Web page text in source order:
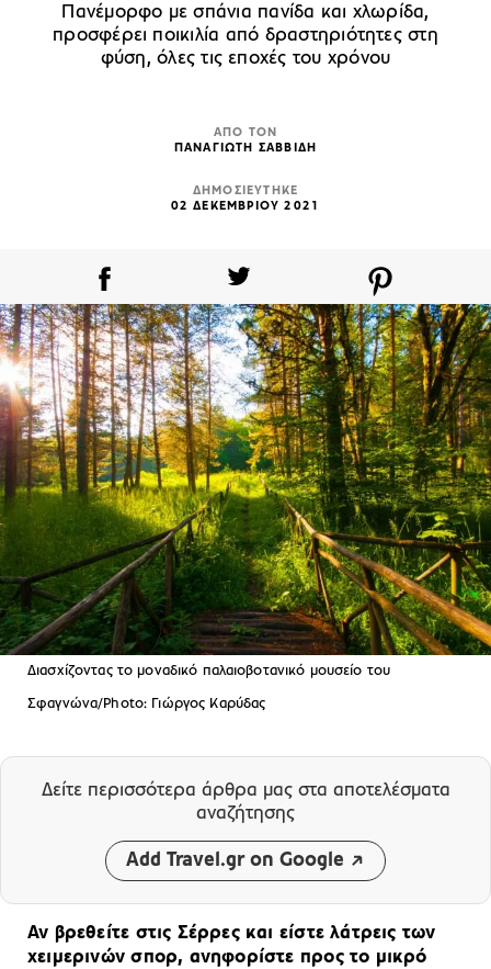
Πανέμορφο με σπάνια πανίδα και χλωρίδα,
προσφέρει ποικιλία από δραστηριότητες στη
φύση, όλες τις εποχές του χρόνου
ΑΠΟ ΤΟΝ
ΠΑΝΑΓΙΩΤΗ ΣΑΒΒΙΔΗ
ΔΗΜΟΣΙΕΥΤΗΚΕ
02 ΔΕΚΕΜΒΡΙΟΥ 2021
Διασχίζοντας το μοναδικό παλαιοβοτανικό μουσείο του
Σφαγνώνα/Photo: Γιώργος Καρύδας
Δείτε περισσότερα άρθρα μας στα αποτελέσματα
αναζήτησης
Add Travel.gr on Google
Αν βρεθείτε στις Σέρρες και είστε λάτρεις των
χειμερινών σπορ, ανηφορίστε προς το μικρό